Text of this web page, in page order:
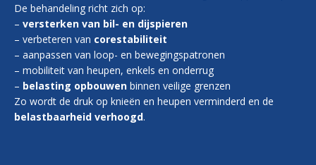
De behandeling richt zich op:
– versterken van bil- en dijspieren
– verbeteren van corestabiliteit
– aanpassen van loop- en bewegingspatronen
– mobiliteit van heupen, enkels en onderrug
– belasting opbouwen binnen veilige grenzen
Zo wordt de druk op knieën en heupen verminderd en de
belastbaarheid verhoogd.